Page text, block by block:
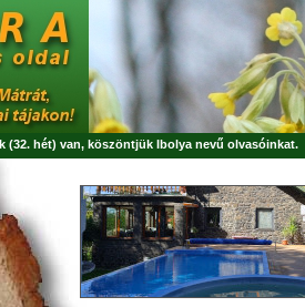
(32. hét) van, köszöntjük Ibolya nevű olvasóinkat.